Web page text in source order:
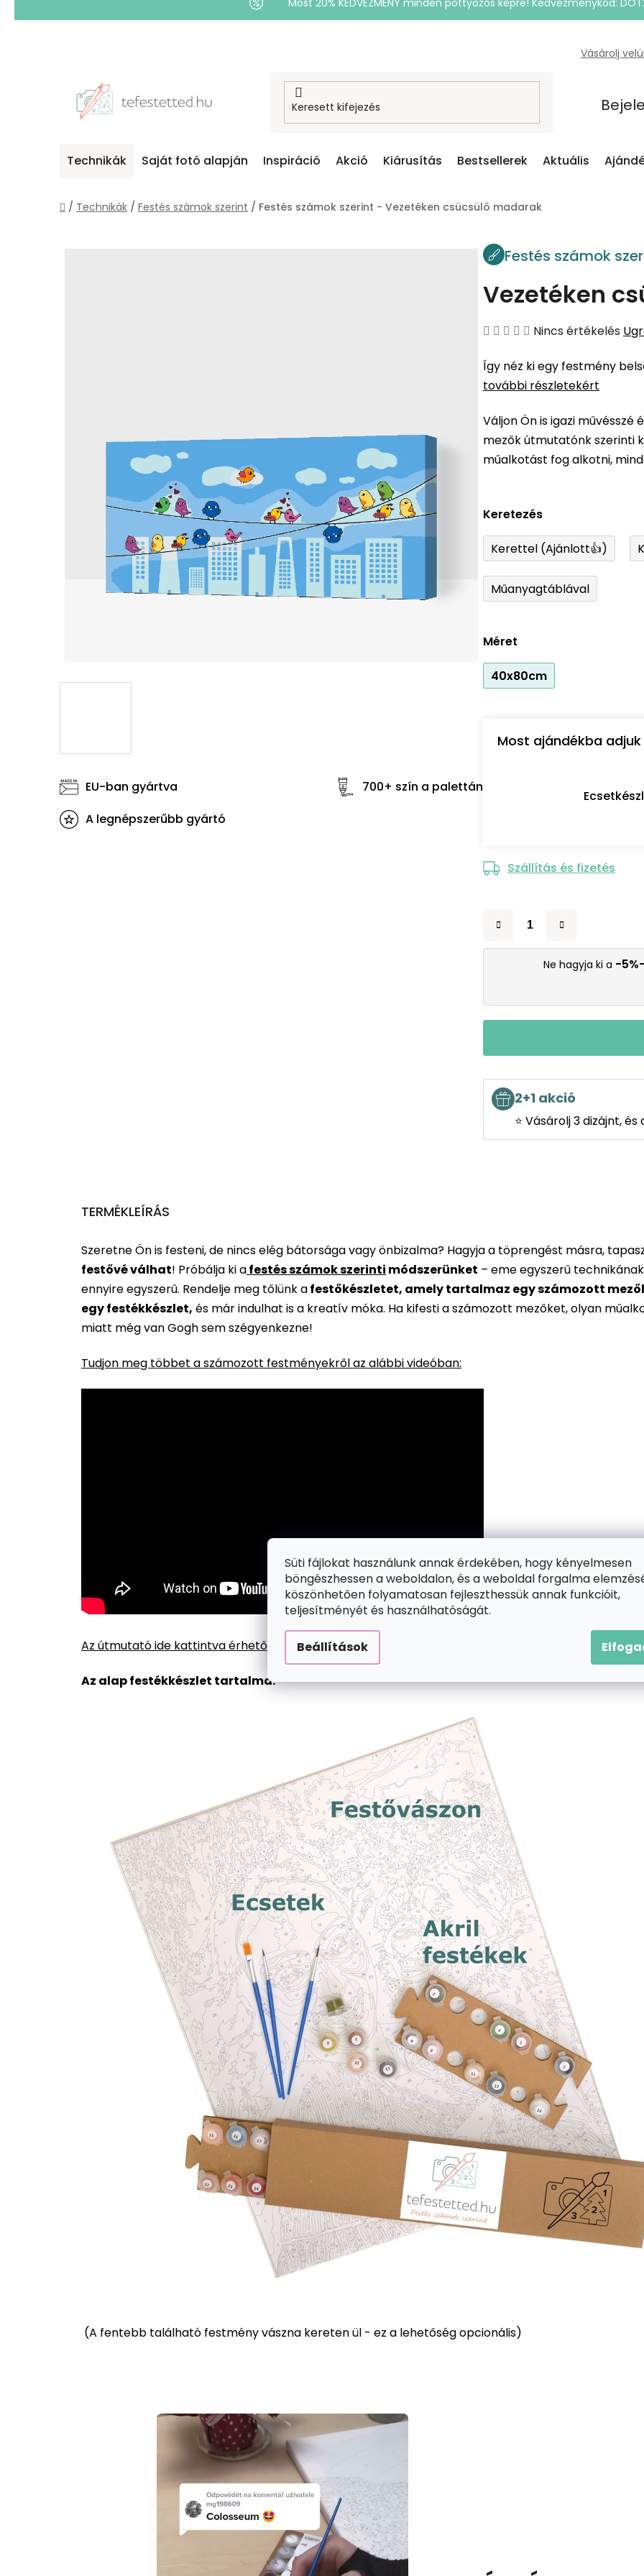
Süti fájlokat használunk annak érdekében, hogy kényelmesen
böngészhessen a weboldalon, és a weboldal forgalma
köszönhetően folyamatosan fejleszthessük annak funkcióit,
teljesítményét és használhatóságát.
Beállítások
Most 20% KEDVEZMÉNY minden pöttyözős képre! Kedvezménykód:
Vásárolj
Technikák Saját fotó alapján Inspiráció Akció Kiárusítás Bestsellerek Aktuális
Kezdőlap
/ Technikák / Festés számok szerint / Festés számok szerint - Vezetéken csücsülő madarak
Festés számok
Vezetéken
A
átlagos
értékelése
ből
0,0
csillag.
Nincs értékelés
Így néz ki egy festmény
további részletekért
Váljon Ön is igazi
mezők útmutatónk szerinti
műalkotást fog alkotni,
Keretezés
Kerettel (Ajánlott👍)
Műanyagtáblával
Méret
40x80cm
Most ajándékba
Szállítás és fizetés
Ne hagyja ki a -
2+1 akció
⭐ Vásárolj 3 dizájnt,
EU-ban gyártva
700+ szín a palettán
A legnépszerűbb gyártó
TERMÉKLEÍRÁS
Szeretne Ön is festeni, de nincs elég bátorsága vagy önbizalma? Hagyja a töprengést másra,
festővé válhat! Próbálja ki afestés számok szerinti módszerünket – eme egyszerű
ennyire egyszerű. Rendelje meg tőlünk afestőkészletet, amely tartalmaz egy számozott
egy festékkészlet, és már indulhat is a kreatív móka. Ha kifesti a számozott mezőket, olyan
miatt még van Gogh sem szégyenkezne!
Tudjon meg többet a számozott festményekről az alábbi videóban:
Az útmutató ide kattintva érhető el.
Az alap festékkészlet tartalma:
(A fentebb található festmény vászna kereten ül - ez a lehetőség opcionális)